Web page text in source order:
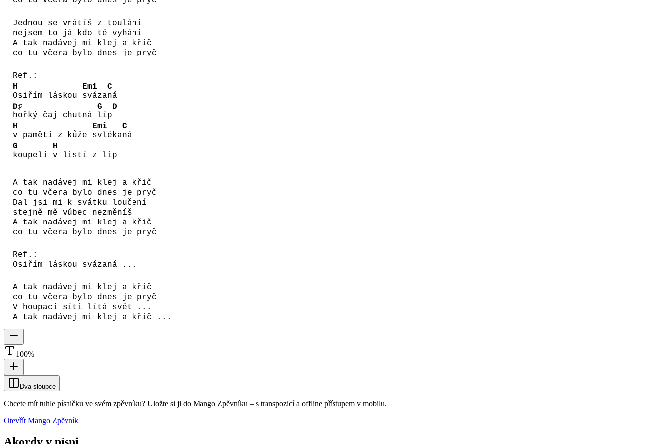
Jednou se vrátíš z toulání
nejsem to já kdo tě vyhání
A tak nadávej mi klej a křič
co tu včera bylo dnes je pryč
Ref.:
H
Osiřím láskou
Emi
sváza
C
ná
D♯
hořký čaj chutná
G
líp
D
H
v paměti z kůže
Emi
svléka
C
ná
G
koupelí
H
v listí z lip
A tak nadávej mi klej a křič
co tu včera bylo dnes je pryč
Dal jsi mi k svátku loučení
stejně mě vůbec nezměníš
A tak nadávej mi klej a křič
co tu včera bylo dnes je pryč
Ref.:
Osiřím láskou svázaná ...
A tak nadávej mi klej a křič
co tu včera bylo dnes je pryč
V houpací síti lítá svět ...
A tak nadávej mi klej a křič ...
100%
Dva sloupce
Chcete mít tuhle písničku ve svém zpěvníku? Uložte si ji do Mango Zpěvníku – s transpozicí a offline přístupem v mobilu.
Otevřít Mango Zpěvník
Akordy v písni